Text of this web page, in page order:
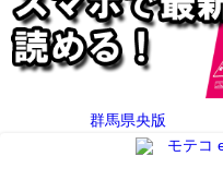
群馬県央版